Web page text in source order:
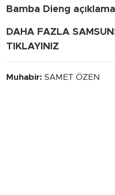
Bamba Dieng
DAHA FAZLA
TIKLAYINIZ
Muhabir: SAMET ÖZEN